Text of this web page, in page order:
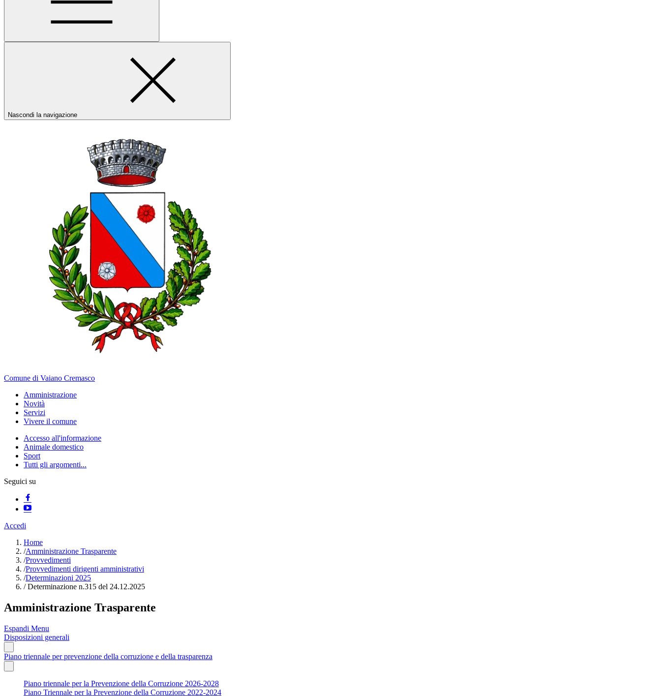
Nascondi la navigazione
Comune di Vaiano Cremasco
Amministrazione
Novità
Servizi
Vivere il comune
Accesso all'informazione
Animale domestico
Sport
Tutti gli argomenti...
Seguici su
Accedi
Home
/Amministrazione Trasparente
/Provvedimenti
/Provvedimenti dirigenti amministrativi
/Determinazioni 2025
/Determinazione n.315 del 24.12.2025
Amministrazione Trasparente
Espandi Menu
Disposizioni generali
Piano triennale per prevenzione della corruzione e della trasparenza
Piano triennale per la Prevenzione della Corruzione 2026-2028
Piano Triennale per la Prevenzione della Corruzione 2022-2024